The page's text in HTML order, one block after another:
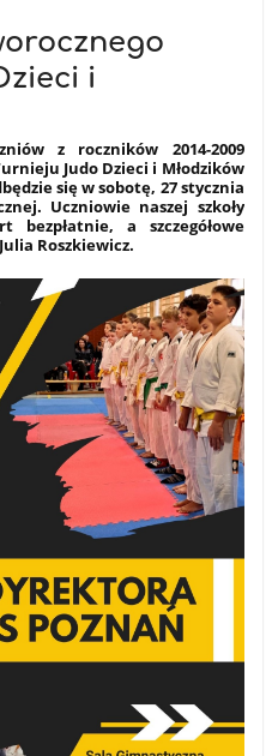
i
z roczników 2014-2009
Judo Dzieci i Młodzików
się w sobotę, 27 stycznia
Uczniowie naszej szkoły
bezpłatnie, a szczegółowe
Roszkiewicz.